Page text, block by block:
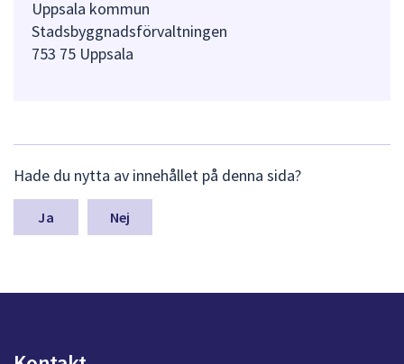
Uppsala kommun
Stadsbyggnadsförvaltningen
753 75 Uppsala
ä
m
a
n
Hade du nytta av innehållet på denna sida?
Nej